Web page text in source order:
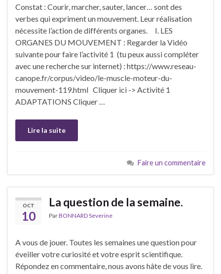
Constat : Courir, marcher, sauter, lancer… sont des
verbes qui expriment un mouvement. Leur réalisation
nécessite l’action de différents organes. I. LES
ORGANES DU MOUVEMENT : Regarder la Vidéo
suivante pour faire l’activité 1 (tu peux aussi compléter
avec une recherche sur internet) : https://www.reseau-
canope.fr/corpus/video/le-muscle-moteur-du-
mouvement-119.html Cliquer ici -> Activité 1
ADAPTATIONS Cliquer …
Lire la suite
Faire un commentaire
OCT
10
La question de la semaine.
ParBONNARD Severine
A vous de jouer. Toutes les semaines une question pour
éveiller votre curiosité et votre esprit scientifique.
Répondez en commentaire, nous avons hâte de vous lire.